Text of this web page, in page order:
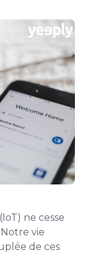
ne cesse
vie
de ces